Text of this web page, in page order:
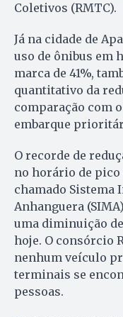
Coletivos (RMTC).
Já na cidade de
uso de ônibus em
marca de 41%,
quantitativo da
comparação com
embarque
O recorde de
no horário de pico
chamado
Anhanguera
uma diminuição
hoje. O consórcio
nenhum veículo
terminais se
pessoas.